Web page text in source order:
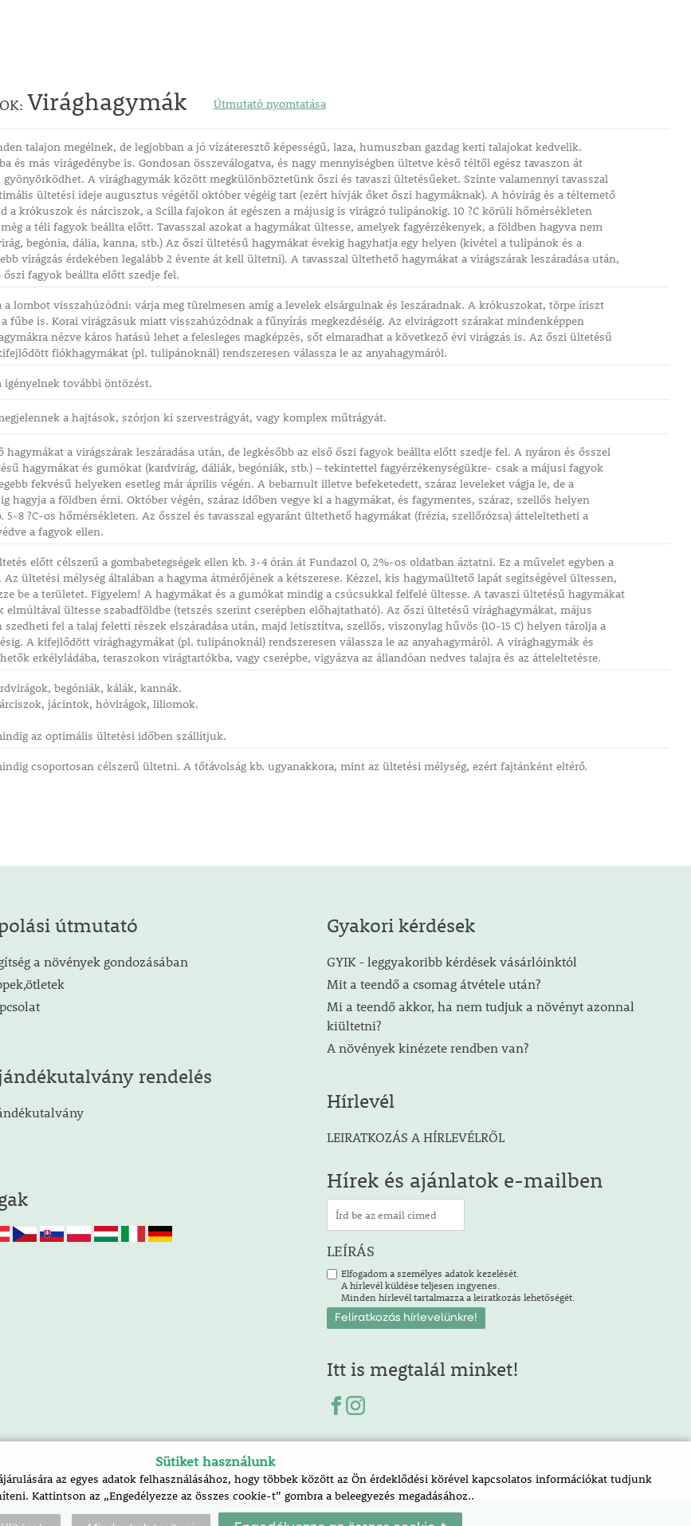
Virághagymák Útmutató nyomtatása
talajon megélnek, de legjobban a jó vízáteresztő képességű, laza, humuszban gazdag kerti talajokat kedvelik.
és más virágedénybe is. Gondosan összeválogatva, és nagy mennyiségben ültetve késő téltől egész tavaszon át
gyönyörködhet. A virághagymák között megkülönböztetünk őszi és tavaszi ültetésűeket. Szinte valamennyi tavasszal
ültetési ideje augusztus végétől október végéig tart (ezért hívják őket őszi hagymáknak). A hóvirág és a téltemető
a krókuszok és nárciszok, a Scilla fajokon át egészen a májusig is virágzó tulipánokig. 10 ?C körüli hőmérsékleten
a téli fagyok beállta előtt. Tavasszal azokat a hagymákat ültesse, amelyek fagyérzékenyek, a földben hagyva nem
begónia, dália, kanna, stb.) Az őszi ültetésű hagymákat évekig hagyhatja egy helyen (kivétel a tulipánok és a
virágzás érdekében legalább 2 évente át kell ültetni). A tavasszal ültethető hagymákat a virágszárak leszáradása után,
őszi fagyok beállta előtt szedje fel.
a lombot visszahúzódni: várja meg türelmesen amíg a levelek elsárgulnak és leszáradnak. A krókuszokat, törpe íriszt
fűbe is. Korai virágzásuk miatt visszahúzódnak a fűnyírás megkezdéséig. Az elvirágzott szárakat mindenképpen
nézve káros hatású lehet a felesleges magképzés, sőt elmaradhat a következő évi virágzás is. Az őszi ültetésű
fiókhagymákat (pl. tulipánoknál) rendszeresen válassza le az anyahagymáról.
további öntözést.
a hajtások, szórjon ki szervestrágyát, vagy komplex műtrágyát.
a virágszárak leszáradása után, de legkésőbb az első őszi fagyok beállta előtt szedje fel. A nyáron és ősszel
hagymákat és gumókat (kardvirág, dáliák, begóniák, stb.) – tekintettel fagyérzékenységükre- csak a májusi fagyok
fekvésű helyeken esetleg már április végén. A bebarnult illetve befeketedett, száraz leveleket vágja le, de a
hagyja a földben érni. Október végén, száraz időben vegye ki a hagymákat, és fagymentes, száraz, szellős helyen
5-8 ?C-os hőmérsékleten. Az ősszel és tavasszal egyaránt ültethető hagymákat (frézia, szellőrózsa) átteleltetheti a
a fagyok ellen.
előtt célszerű a gombabetegségek ellen kb. 3-4 órán át Fundazol 0, 2%-os oldatban áztatni. Ez a művelet egyben a
ültetési mélység általában a hagyma átmérőjének a kétszerese. Kézzel, kis hagymaültető lapát segítségével ültessen,
be a területet. Figyelem! A hagymákat és a gumókat mindig a csúcsukkal felfelé ültesse. A tavaszi ültetésű hagymákat
elmúltával ültesse szabadföldbe (tetszés szerint cserépben előhajtatható). Az őszi ültetésű virághagymákat, május
fel a talaj feletti részek elszáradása után, majd letisztítva, szellős, viszonylag hűvös (10-15 C) helyen tárolja a
A kifejlődött virághagymákat (pl. tulipánoknál) rendszeresen válassza le az anyahagymáról. A virághagymák és
erkélyládába, teraszokon virágtartókba, vagy cserépbe, vigyázva az állandóan nedves talajra és az átteleltetésre.
begóniák, kálák, kannák.
jácintok, hóvirágok, liliomok.
az optimális ültetési időben szállítjuk.
csoportosan célszerű ültetni. A tőtávolság kb. ugyanakkora, mint az ültetési mélység, ezért fajtánként eltérő.
útmutató
a növények gondozásában
rendelés
Gyakori kérdések
GYIK - leggyakoribb kérdések vásárlóinktól
Mit a teendő a csomag átvétele után?
Mi a teendő akkor, ha nem tudjuk a növényt azonnal
kiültetni?
A növények kinézete rendben van?
Hírlevél
LEIRATKOZÁS A HÍRLEVÉLRŐL
Hírek és ajánlatok e-mailben
LEÍRÁS
Elfogadom a személyes adatok kezelését.
A hírlevél küldése teljesen ingyenes.
Minden hírlevél tartalmazza a leiratkozás lehetőségét.
Itt is megtalál minket!
Sütiket használunk
az egyes adatok felhasználásához, hogy többek között az Ön érdeklődési körével kapcsolatos információkat tudjunk
Kattintson az „Engedélyezze az összes cookie-t” gombra a beleegyezés megadásához..